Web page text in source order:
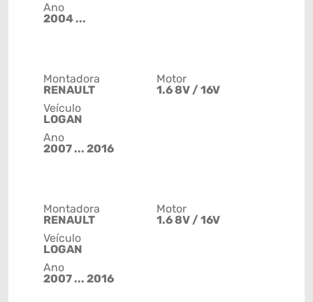
Ano
2004 ...
Montadora
RENAULT
Veículo
LOGAN
Ano
2007 ... 2016
Motor
1.6 8V / 16V
Montadora
RENAULT
Veículo
LOGAN
Ano
2007 ... 2016
Motor
1.6 8V / 16V